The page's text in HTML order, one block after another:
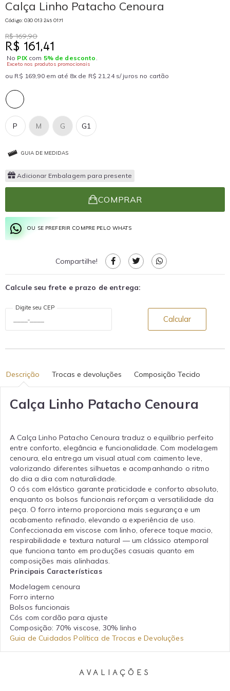
Calça Linho Patacho Cenoura
Código: 030 013 245 0171
R$ 169,90
R$ 161,41
No PIXcom 5% de desconto .
Exceto nos produtos promocionais
ou R$ 169,90 em até 8x de R$ 21,24 s/ juros no cartão
G G1
M
P
GUIA DE MEDIDAS
Adicionar Embalagem para presente
COMPRAR
OU SE PREFERIR COMPRE PELO WHATS
Compartilhe!
Calcule seu frete e prazo de entrega:
Digite seu CEP
Calcular
Descrição Trocas e devoluções Composição Tecido
Calça Linho Patacho Cenoura
A Calça Linho Patacho Cenoura traduz o equilíbrio perfeito
entre conforto, elegância e funcionalidade. Com modelagem
cenoura, ela entrega um visual atual com caimento leve,
valorizando diferentes silhuetas e acompanhando o ritmo
do dia a dia com naturalidade.
O cós com elástico garante praticidade e conforto absoluto,
enquanto os bolsos funcionais reforçam a versatilidade da
peça. O forro interno proporciona mais segurança e um
acabamento refinado, elevando a experiência de uso.
Confeccionada em viscose com linho, oferece toque macio,
respirabilidade e textura natural — um clássico atemporal
que funciona tanto em produções casuais quanto em
composições mais alinhadas.
Principais Características
Modelagem cenoura
Forro interno
Bolsos funcionais
Cós com cordão para ajuste
Composição: 70% viscose, 30% linho
Guia de Cuidados Política de Trocas e Devoluções
AVALIAÇÕES